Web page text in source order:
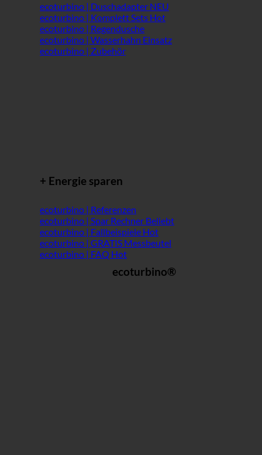
ecoturbino | Duschadapter
ecoturbino | Komplett Sets
ecoturbino | Regendusche
ecoturbino | Wasserhahn Einsatz
ecoturbino | Zubehör
+ Energie sparen
ecoturbino | Referenzen
ecoturbino | Spar Rechner
ecoturbino | Fallbeispiele
ecoturbino | GRATIS Messbeutel
ecoturbino | FAQ
ecoturbino®